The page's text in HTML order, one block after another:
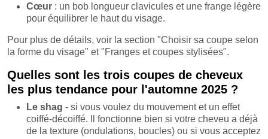
Cœur : un bob longueur clavicules et une frange légère
pour équilibrer le haut du visage.
Pour plus de détails, voir la section "Choisir sa coupe selon
la forme du visage" et "Franges et coupes stylisées".
Quelles sont les trois coupes de cheveux
les plus tendance pour l'automne 2025 ?
Le shag - si vous voulez du mouvement et un effet
coiffé-décoiffé. Il fonctionne bien si votre cheveu a déjà
de la texture (ondulations, boucles) ou si vous acceptez